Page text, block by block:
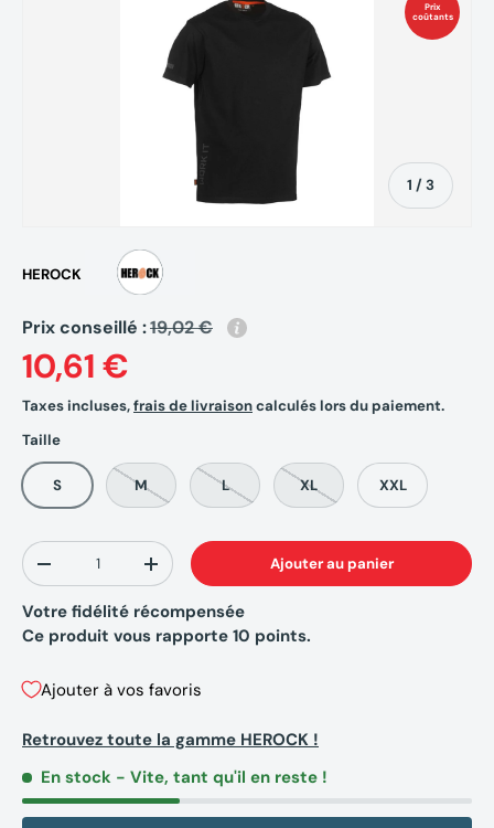
Prix
coûtants
1 /de
3
HEROCK
Prix conseillé :19,02 €
10,61 €
Taxes incluses,frais de livraisoncalculés lors du paiement.
Taille
S M L XL XXL
Qté
-
+ Ajouter au panier
Votre fidélité récompensée
Ce produit vous rapporte 10 points.
Ajouter à vos favoris
Retrouvez toute la gamme HEROCK !
En stock - Vite, tant qu'il en reste !